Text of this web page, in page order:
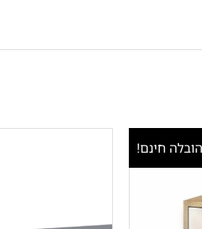
הובלה חינם!